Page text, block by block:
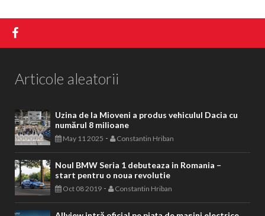
Articole aleatorii
Uzina de la Mioveni a produs vehiculul Dacia cu
numărul 8 milioane
May 11 2025 - Constantin Hriban
Noul BMW Seria 1 debuteaza in Romania –
start pentru o noua revolutie
Oct 08 2019 - Constantin Hriban